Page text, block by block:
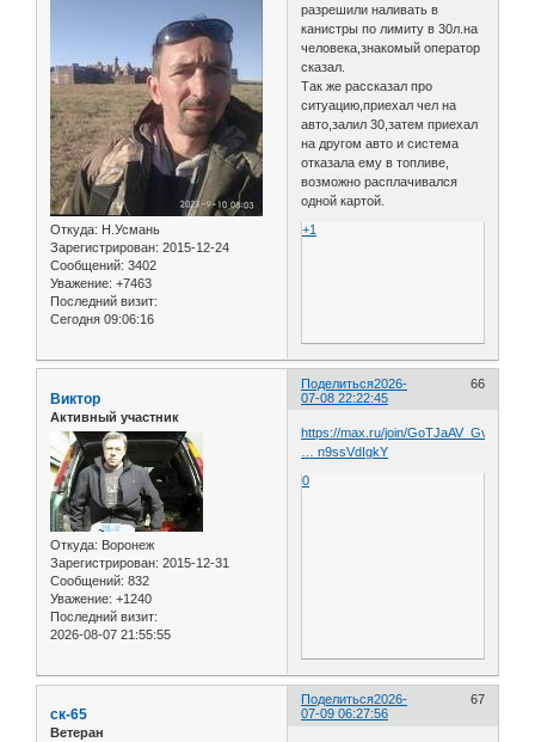
Откуда: Н.Усмань
Зарегистрирован: 2015-12-24
Сообщений: 3402
Уважение: +7463
Последний визит:
Сегодня 09:06:16
разрешили наливать в
канистры по лимиту в 30л.на
человека,знакомый оператор
сказал.
Так же рассказал про
ситуацию,приехал чел на
авто,залил 30,затем приехал
на другом авто и система
отказала ему в топливе,
возможно расплачивался
одной картой.
+1
Поделиться 66
2026-
07-08 22:22:45
Виктор
Активный участник
Откуда: Воронеж
Зарегистрирован: 2015-12-31
Сообщений: 832
Уважение: +1240
Последний визит:
2026-08-07 21:55:55
https://max.ru/join/
… n9ssVdIgkY
0
Поделиться 67
2026-
07-09 06:27:56
ск-65
Ветеран